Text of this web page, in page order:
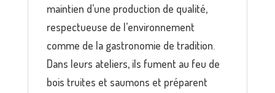
maintien d’une production de qualité,
respectueuse de l’environnement
comme de la gastronomie de tradition.
Dans leurs ateliers, ils fument au feu de
bois truites et saumons et préparent